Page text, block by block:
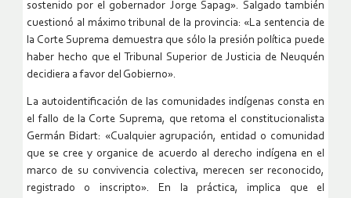
sostenido por el gobernador Jorge Sapag». Salgado también
cuestionó al máximo tribunal de la provincia: «La sentencia de
la Corte Suprema demuestra que sólo la presión política puede
haber hecho que el Tribunal Superior de Justicia de Neuquén
decidiera a favor del Gobierno».
La autoidentificación de las comunidades indígenas consta en
el fallo de la Corte Suprema, que retoma el constitucionalista
Germán Bidart: «Cualquier agrupación, entidad o comunidad
que se cree y organice de acuerdo al derecho indígena en el
marco de su convivencia colectiva, merecen ser reconocido,
registrado o inscripto». En la práctica, implica que el